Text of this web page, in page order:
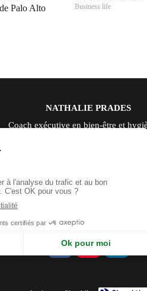
Palo Alto
Business life
NATHALIE PRADES
Coach exécutive en bien-être et
83 rue Saint Jean Baptiste